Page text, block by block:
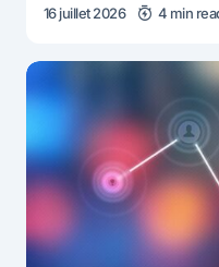
16 juillet 2026 4 min